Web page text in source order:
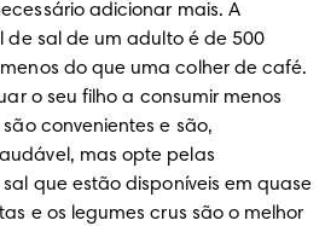
adicionar mais. A
de sal de um adulto é de 500
do que uma colher de café.
o seu filho a consumir menos
convenientes e são,
mas opte pelas
que estão disponíveis em quase
e os legumes crus são o melhor